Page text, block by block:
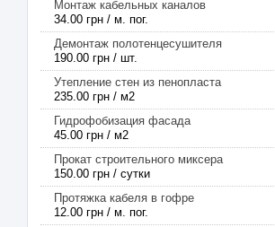
Монтаж кабельных каналов
34.00 грн / м. пог.
Демонтаж полотенцесушителя
190.00 грн / шт.
Утепление стен из пенопласта
235.00 грн / м2
Гидрофобизация фасада
45.00 грн / м2
Прокат строительного миксера
150.00 грн / сутки
Протяжка кабеля в гофре
12.00 грн / м. пог.